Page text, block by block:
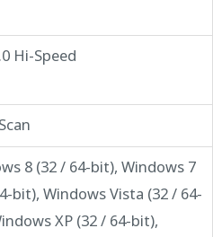
Hi-Speed
8 (32 / 64-bit), Windows 7
bit), Windows Vista (32 / 64-
XP (32 / 64-bit),